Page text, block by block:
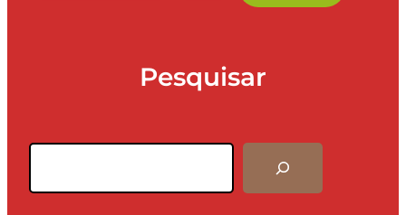
Pesquisar